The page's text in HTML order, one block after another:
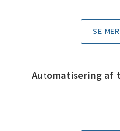
SE
Automatisering af